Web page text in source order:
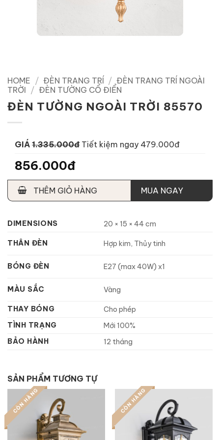
HOME / ĐÈN TRANG TRÍ / ĐÈN TRANG TRÍ NGOÀI
TRỜI / ĐÈN TƯỜNG CỔ ĐIỂN
ĐÈN TƯỜNG NGOÀI TRỜI 85570
GIÁ 1.335.000đ Tiết kiệm ngay 479.000đ
856.000đ
THÊM GIỎ HÀNG MUA NGAY
DIMENSIONS 20 × 15 × 44 cm
THÂN ĐÈN Hợp kim, Thủy tinh
BÓNG ĐÈN E27 (max 40W) x1
MÀU SẮC Vàng
THAY BÓNG
Cho phép
TÌNH TRẠNG
Mới 100%
BẢO HÀNH
12 tháng
SẢN PHẨM TƯƠNG TỰ
CÒN HÀNG CÒN HÀNG